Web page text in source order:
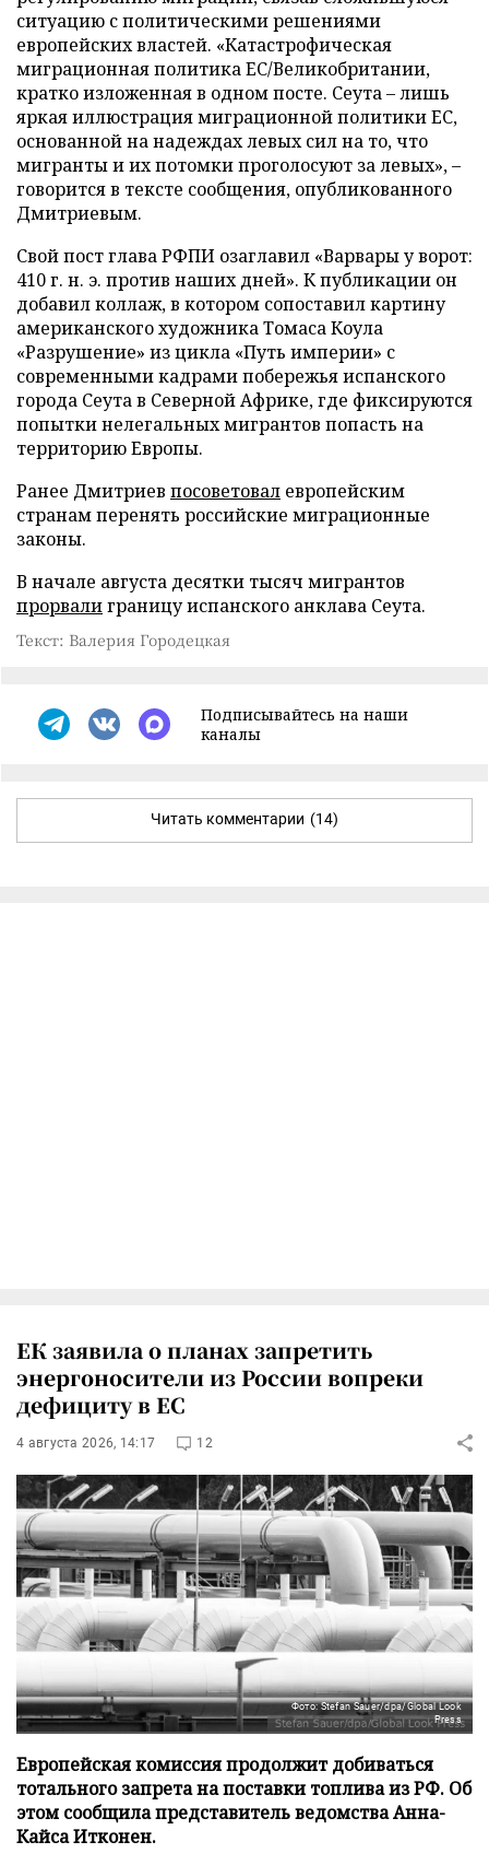
ситуацию с политическими решениями
европейских властей. «Катастрофическая
миграционная политика ЕС/Великобритании,
кратко изложенная в одном посте. Сеута – лишь
яркая иллюстрация миграционной политики ЕС,
основанной на надеждах левых сил на то, что
мигранты и их потомки проголосуют за левых», –
говорится в тексте сообщения, опубликованного
Дмитриевым.
Свой пост глава РФПИ озаглавил «Варвары у ворот:
410 г. н. э. против наших дней». К публикации он
добавил коллаж, в котором сопоставил картину
американского художника Томаса Коула
«Разрушение» из цикла «Путь империи» с
современными кадрами побережья испанского
города Сеута в Северной Африке, где фиксируются
попытки нелегальных мигрантов попасть на
территорию Европы.
Ранее Дмитриев посоветовал европейским
странам перенять российские миграционные
законы.
В начале августа десятки тысяч мигрантов
прорвалиграницу испанского анклава Сеута.
Текст: Валерия Городецкая
Подписывайтесь на наши
каналы
Читать комментарии (14)
ЕК заявила о планах запретить
энергоносители из России вопреки
дефициту в ЕС
4 августа 2026, 14:17 12
Фото: Stefan Sauer/dpa/Global Look
Press
Европейская комиссия продолжит добиваться
тотального запрета на поставки топлива из РФ. Об
этом сообщила представитель ведомства Анна-
Кайса Итконен.